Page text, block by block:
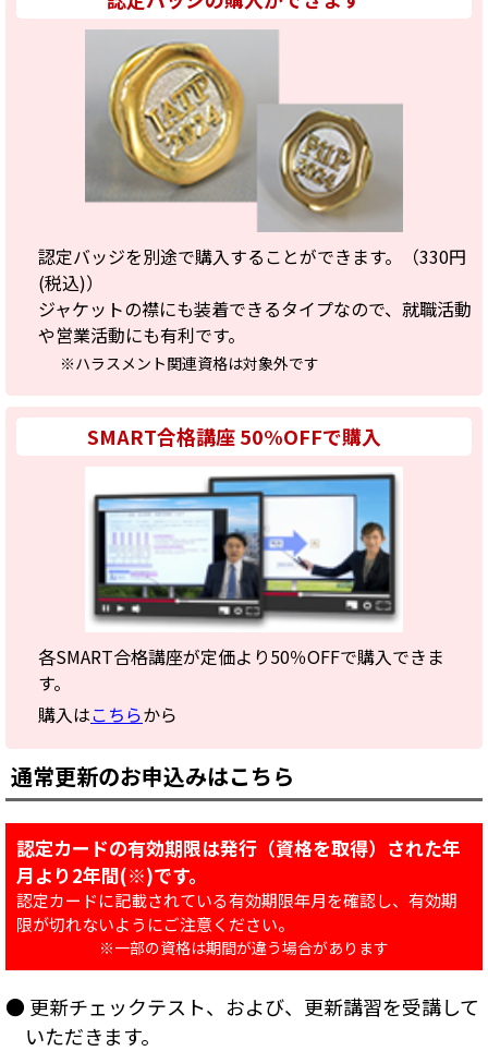
認定バッジを別途で購入することができます。（330円
(税込)）
ジャケットの襟にも装着できるタイプなので、就職活動
や営業活動にも有利です。
※ハラスメント関連資格は対象外です
SMART合格講座 50%OFFで購入
各SMART合格講座が定価より50％OFFで購入できま
す。
購入はこちらから
通常更新のお申込みはこちら
認定カードの有効期限は発行（資格を取得）された年
月より2年間(※)です。
認定カードに記載されている有効期限年月を確認し、有効期
限が切れないようにご注意ください。
※一部の資格は期間が違う場合があります
● 更新チェックテスト、および、更新講習を受講して
いただきます。